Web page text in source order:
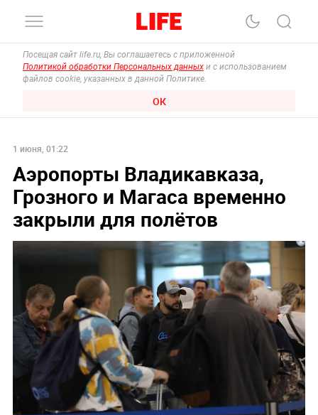
Посещая сайт life.ru, Вы соглашаетесь с приложенной
Политикой обработки Персональных данных и с использованием
файлов cookie, указанных в данной Политике.
ОК
1 июня, 01:22
Аэропорты Владикавказа,
Грозного и Магаса временно
закрыли для полётов